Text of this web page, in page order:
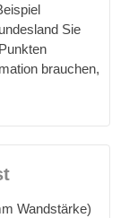
Sie
brauchen,
Wandstärke)